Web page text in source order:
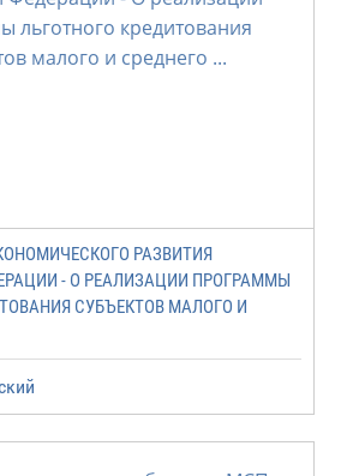
РАЗВИТИЯ
- О РЕАЛИЗАЦИИ ПРОГРАММЫ
СУБЪЕКТОВ МАЛОГО И